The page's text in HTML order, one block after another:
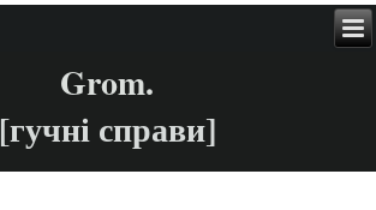
Grom.
[гучні справи]